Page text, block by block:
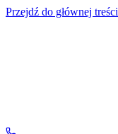
Przejdź do głównej treści